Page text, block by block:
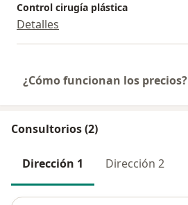
Control cirugía plástica
Detalles
¿Cómo funcionan los precios?
Consultorios (2)
Dirección 1 Dirección 2